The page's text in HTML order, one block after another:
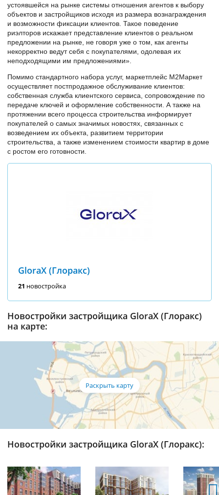
устоявшейся на рынке системы отношения агентов к выбору
объектов и застройщиков исходя из размера вознаграждения
и возможности фиксации клиентов. Такое поведение
риэлторов искажает представление клиентов о реальном
предложении на рынке, не говоря уже о том, как агенты
некорректно ведут себя с покупателями, одолевая их
неподходящими им предложениями».
Помимо стандартного набора услуг, маркетплейс М2Маркет
осуществляет постпродажное обслуживание клиентов:
собственная служба клиентского сервиса, сопровождение по
передаче ключей и оформление собственности. А также на
протяжении всего процесса строительства информирует
покупателей о самых значимых новостях, связанных с
возведением их объекта, развитием территории
строительства, а также изменением стоимости квартир в доме
с ростом его готовности.
GloraX (Глоракс)
21 новостройка
Новостройки застройщика GloraX (Глоракс)
на карте:
Новостройки застройщика GloraX (Глоракс):